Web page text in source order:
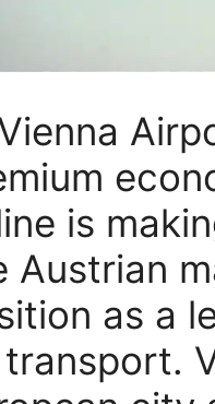
is
Austrian
as a